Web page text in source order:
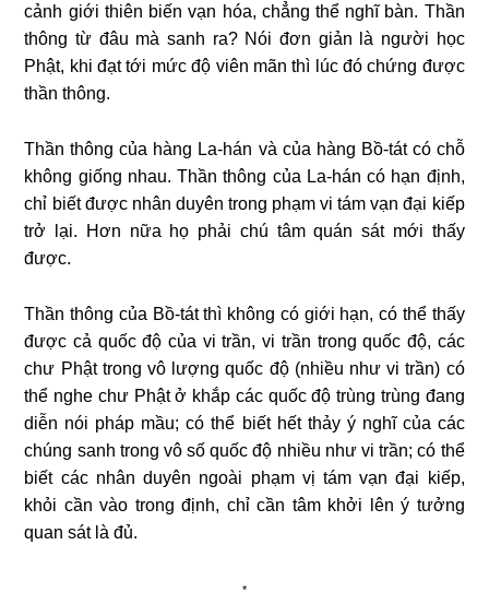
cảnh giới thiên biến vạn hóa, chẳng thể nghĩ bàn. Thần
thông từ đâu mà sanh ra? Nói đơn giản là người học
Phật, khi đạt tới mức độ viên mãn thì lúc đó chứng được
thần thông.
Thần thông của hàng La-hán và của hàng Bồ-tát có chỗ
không giống nhau. Thần thông của La-hán có hạn định,
chỉ biết được nhân duyên trong phạm vi tám vạn đại kiếp
trở lại. Hơn nữa họ phải chú tâm quán sát mới thấy
được.
Thần thông của Bồ-tát thì không có giới hạn, có thể thấy
được cả quốc độ của vi trần, vi trần trong quốc độ, các
chư Phật trong vô lượng quốc độ (nhiều như vi trần) có
thể nghe chư Phật ở khắp các quốc độ trùng trùng đang
diễn nói pháp mầu; có thể biết hết thảy ý nghĩ của các
chúng sanh trong vô số quốc độ nhiều như vi trần; có thể
biết các nhân duyên ngoài phạm vị tám vạn đại kiếp,
khỏi cần vào trong định, chỉ cần tâm khởi lên ý tưởng
quan sát là đủ.
*